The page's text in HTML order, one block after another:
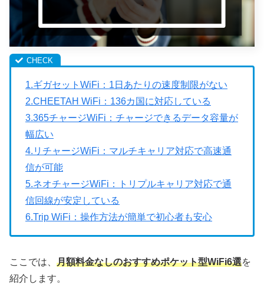
1.ギガセットWiFi：1日あたりの速度制限がない
2.CHEETAH WiFi：136カ国に対応している
3.365チャージWiFi：チャージできるデータ容量が
幅広い
4.リチャージWiFi：マルチキャリア対応で高速通
信が可能
5.ネオチャージWiFi：トリプルキャリア対応で通
信回線が安定している
6.Trip WiFi：操作方法が簡単で初心者も安心
ここでは、 月額料金なしのおすすめポケット型WiFi6選を
紹介します。